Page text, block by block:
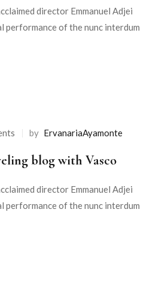
director Emmanuel Adjei
performance of the nunc interdum
by ErvanariaAyamonte
blog with Vasco
director Emmanuel Adjei
performance of the nunc interdum
AN ACCOUNT